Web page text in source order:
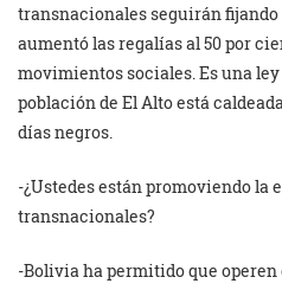
transnacionales seguirán fijando
aumentó las regalías al 50 por
movimientos sociales. Es una
población de El Alto está
días negros.
-¿Ustedes están promoviendo la
transnacionales?
-Bolivia ha permitido que